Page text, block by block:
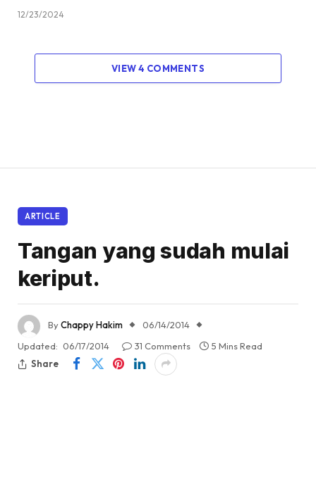
12/23/2024
VIEW 4 COMMENTS
ARTICLE
Tangan yang sudah mulai
keriput.
ByChappy Hakim
06/14/2014
Updated: 06/17/2014 31 Comments
5 Mins Read
Share